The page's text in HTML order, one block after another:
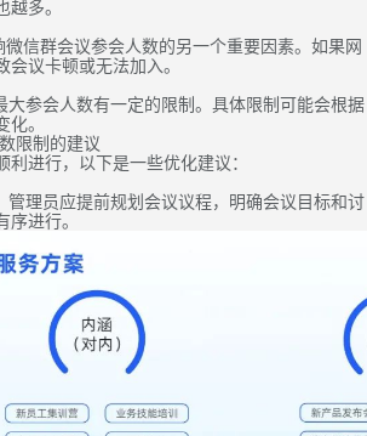
越多。
微信群会议参会人数的另一个重要因素。如果网
议卡顿或无法加入。
大参会人数有一定的限制。具体限制可能会根据
。
限制的建议
利进行，以下是一些优化建议：
管理员应提前规划会议议程，明确会议目标和讨
序进行。